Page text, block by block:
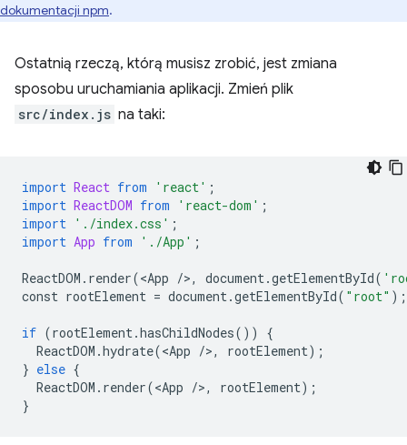
dokumentacji npm.
Ostatnią rzeczą, którą musisz zrobić, jest zmiana
sposobu uruchamiania aplikacji. Zmień plik
src/index.js na taki:
import React from 'react' ;
import ReactDOM from 'react-dom' ;
import
'./index.css' ;
import App from './App' ;
ReactDOM . render(<App />, document .getElementById(
const rootElement = document .getElementById( "root" );
if (rootElement .hasChildNodes())
{
ReactDOM .hydrate(<App />, rootElement);
} else {
ReactDOM . render(<App />, rootElement);
}